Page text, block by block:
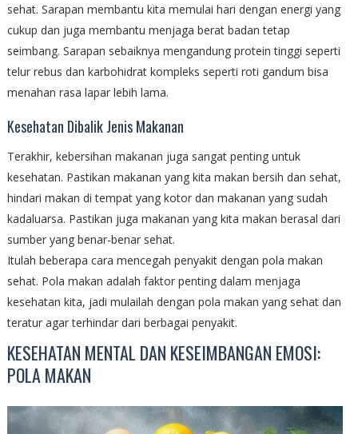
sehat. Sarapan membantu kita memulai hari dengan energi yang
cukup dan juga membantu menjaga berat badan tetap
seimbang. Sarapan sebaiknya mengandung protein tinggi seperti
telur rebus dan karbohidrat kompleks seperti roti gandum bisa
menahan rasa lapar lebih lama.
Kesehatan Dibalik Jenis Makanan
Terakhir, kebersihan makanan juga sangat penting untuk
kesehatan. Pastikan makanan yang kita makan bersih dan sehat,
hindari makan di tempat yang kotor dan makanan yang sudah
kadaluarsa. Pastikan juga makanan yang kita makan berasal dari
sumber yang benar-benar sehat.
Itulah beberapa cara mencegah penyakit dengan pola makan
sehat. Pola makan adalah faktor penting dalam menjaga
kesehatan kita, jadi mulailah dengan pola makan yang sehat dan
teratur agar terhindar dari berbagai penyakit.
KESEHATAN MENTAL DAN KESEIMBANGAN EMOSI:
POLA MAKAN